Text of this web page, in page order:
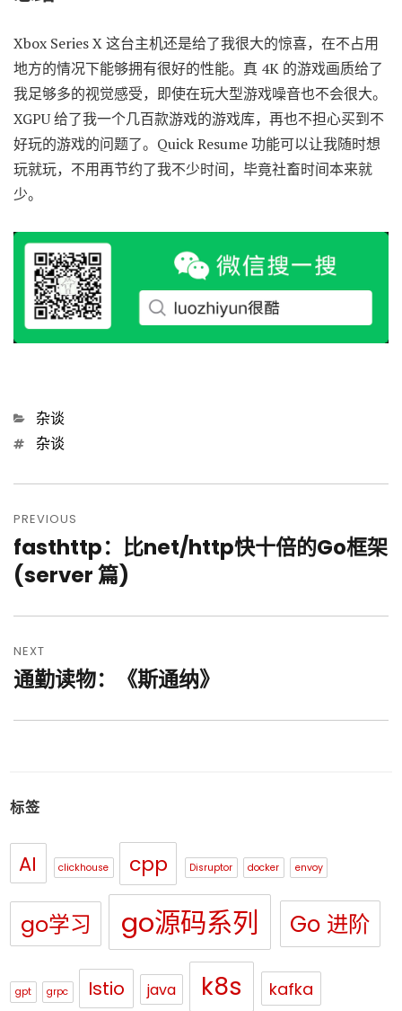
Xbox Series X 这台主机还是给了我很大的惊喜，在不占用
地方的情况下能够拥有很好的性能。真 4K 的游戏画质给了
我足够多的视觉感受，即使在玩大型游戏噪音也不会很大。
XGPU 给了我一个几百款游戏的游戏库，再也不担心买到不
好玩的游戏的问题了。Quick Resume 功能可以让我随时想
玩就玩，不用再节约了我不少时间，毕竟社畜时间本来就
少。
Categories
杂谈
Tags杂谈
章
导
航
PREVIOUS
Previous
post:
fasthttp：比net/http快十倍的Go框架
(server 篇)
NEXT
Next
通勤读物：《斯通纳》
标签
AI clickhouse cpp Disruptor docker envoy
go学习 go源码系列 Go 进阶
gpt grpc Istio java k8s kafka